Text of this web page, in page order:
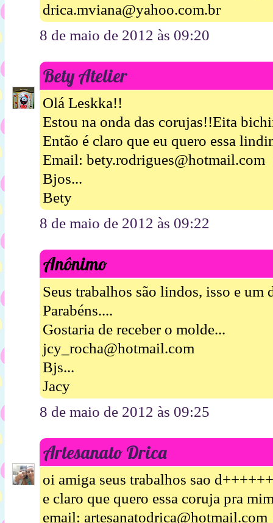
drica.mviana@yahoo.com.br
8 de maio de 2012 às 09:20
Bety Atelier
Olá Leskka!!
Estou na onda das corujas!!Eita
Então é claro que eu quero essa
Email: bety.rodrigues@hotmail.com
Bjos...
Bety
8 de maio de 2012 às 09:22
Anônimo
Seus trabalhos são lindos, isso e um
Parabéns....
Gostaria de receber o molde...
jcy_rocha@hotmail.com
Bjs...
Jacy
8 de maio de 2012 às 09:25
Artesanato Drica
oi amiga seus trabalhos sao
e claro que quero essa coruja pra
email: artesanatodrica@hotmail.com